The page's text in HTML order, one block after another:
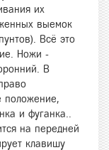
их
выемок
Всё это
Ножи -
В
положение,
и фуганка..
на передней
клавишу